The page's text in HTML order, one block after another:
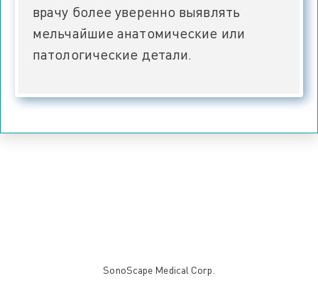
врачу более уверенно выявлять
мельчайшие анатомические или
патологические детали.
SonoScape Medical Corp.